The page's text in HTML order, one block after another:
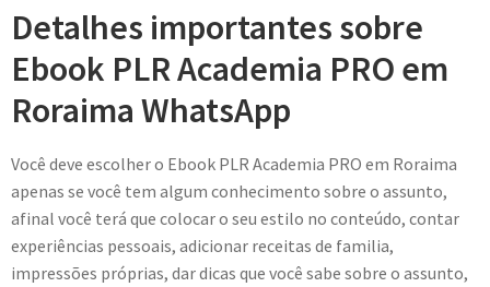
Detalhes importantes sobre
Ebook PLR Academia PRO em
Roraima WhatsApp
Você deve escolher o Ebook PLR Academia PRO em Roraima
apenas se você tem algum conhecimento sobre o assunto,
afinal você terá que colocar o seu estilo no conteúdo, contar
experiências pessoais, adicionar receitas de familia,
impressões próprias, dar dicas que você sabe sobre o assunto,